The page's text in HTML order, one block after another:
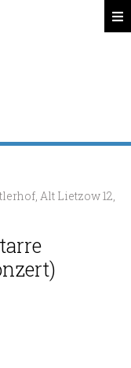
Alt Lietzow 12,